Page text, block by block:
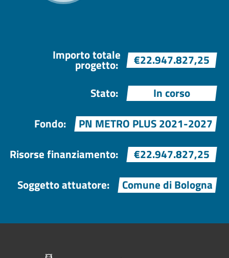
Importo totale
progetto: €22.947.827,25
Stato:
In corso
Fondo:
PN METRO PLUS 2021-2027
Risorse finanziamento:
€22.947.827,25
Soggetto attuatore:
Comune di Bologna